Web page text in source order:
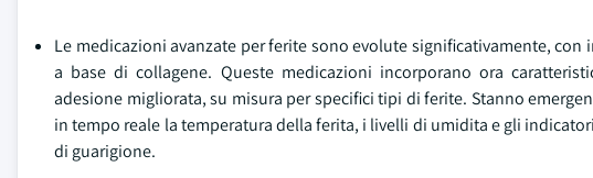
Le medicazioni avanzate per ferite sono evolute significativamente,
a base di collagene. Queste medicazioni incorporano ora
adesione migliorata, su misura per specifici tipi di ferite. Stanno
in tempo reale la temperatura della ferita, i livelli di umidita e gli
di guarigione.